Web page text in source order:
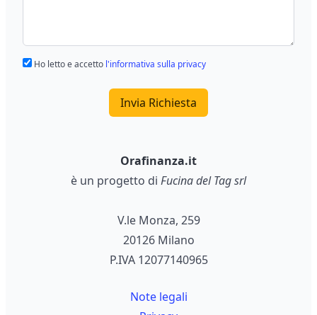
Ho letto e accetto l'informativa sulla privacy
Invia Richiesta
Orafinanza.it
è un progetto di Fucina del Tag srl
V.le Monza, 259
20126 Milano
P.IVA 12077140965
Note legali